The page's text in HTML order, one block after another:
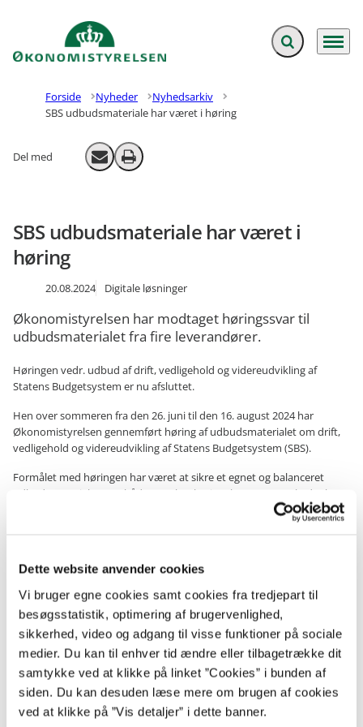
Dette website anvender cookies
Vi bruger egne cookies samt cookies fra tredjepart til
besøgsstatistik, optimering af brugervenlighed,
sikkerhed, video og adgang til visse funktioner på sociale
medier. Du kan til enhver tid ændre eller tilbagetrække dit
samtykke ved at klikke på linket ”Cookies” i bunden af
siden. Du kan desuden læse mere om brugen af cookies
ved at klikke på ”Vis detaljer” i dette banner.
Gå til forsiden Fold søgefelt ud
Menu
Forside Nyheder
Nyhedsarkiv
SBS udbudsmateriale har været i høring
Del med Send email
Print
SBS udbudsmateriale har været i
høring
20.08.2024 Digitale løsninger
Økonomistyrelsen har modtaget høringssvar til
udbudsmaterialet fra fire leverandører.
Høringen vedr. udbud af drift, vedligehold og videreudvikling af
Statens Budgetsystem er nu afsluttet.
Hen over sommeren fra den 26. juni til den 16. august 2024 har
Økonomistyrelsen gennemført høring af udbudsmaterialet om drift,
vedligehold og videreudvikling af Statens Budgetsystem (SBS).
Formålet med høringen har været at sikre et egnet og balanceret
udbudsmateriale, som både matcher betingelser, som markedet kan
byde ind på, og samtidig tilgodeser Økonomistyrelsens krav og
input, som vi tager med i færdiggørelsen af det samlede
udbudsmateriale.
Tak til alle, der har vist interesse i høringen.
Økonomistyrelsen forventer at gå i udbud med drift, vedligehold og
videreudvikling af SBS i 4. kvartal 2024 med håbet om at kunne indgå
en kontrakt i 2. halvår 2025.